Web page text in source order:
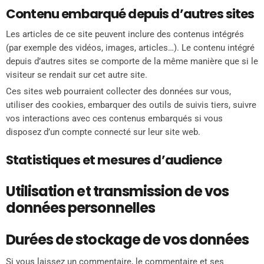
Contenu embarqué depuis d’autres sites
Les articles de ce site peuvent inclure des contenus intégrés
(par exemple des vidéos, images, articles…). Le contenu intégré
depuis d’autres sites se comporte de la même manière que si le
visiteur se rendait sur cet autre site.
Ces sites web pourraient collecter des données sur vous,
utiliser des cookies, embarquer des outils de suivis tiers, suivre
vos interactions avec ces contenus embarqués si vous
disposez d’un compte connecté sur leur site web.
Statistiques et mesures d’audience
Utilisation et transmission de vos
données personnelles
Durées de stockage de vos données
Si vous laissez un commentaire, le commentaire et ses